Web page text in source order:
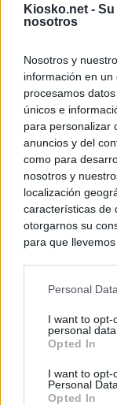
Kiosko.net - Su
nosotros
Nosotros y
información en un
procesamos
únicos e
para personalizar
anuncios y del
como para
nosotros y
localización
características de
otorgarnos su
para que
negar su
de su
rechazar tal
cualquier
visitando nuestra
Personal
I want to opt-
personal data.
Opted In
I want to opt-
Personal Data.
Opted In